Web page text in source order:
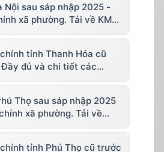
Nội sau sáp nhập 2025 -
xã phường. Tải về KML,
tỉnh Thanh Hóa cũ
đủ và chi tiết các
Thọ sau sáp nhập 2025
xã phường. Tải về
tỉnh Phú Thọ cũ trước